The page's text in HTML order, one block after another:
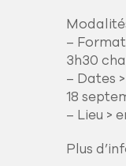
–
3h30
– Dates
18
– Lieu >
Plus